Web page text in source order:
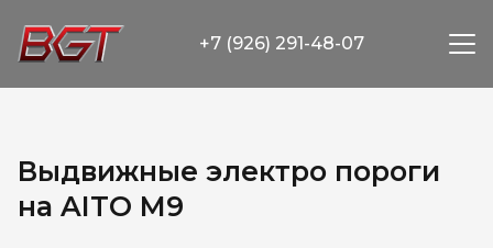
+7 (926) 291-48-07
Выдвижные электро пороги
на AITO M9